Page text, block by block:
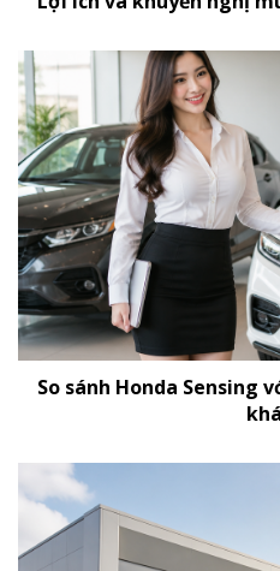
So sánh Honda Sensing